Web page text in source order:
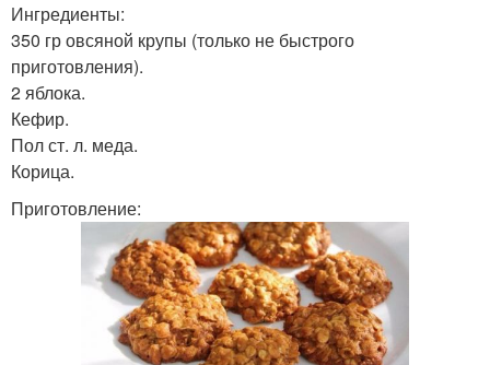
Печение из геркулеса
хлопьями
Банановое печение
Овсяно-банановое
печение
Веганское печение
Ингредиенты:
350 гр овсяной крупы (только не быстрого
приготовления).
2 яблока.
Кефир.
Пол ст. л. меда.
Корица.
Приготовление: